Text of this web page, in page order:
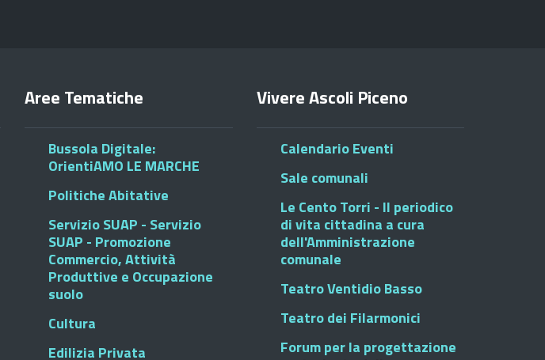
Aree Tematiche
Bussola Digitale:
OrientiAMO LE MARCHE
Politiche Abitative
Servizio SUAP - Servizio
SUAP - Promozione
Commercio, Attività
Produttive e Occupazione
suolo
Cultura
Edilizia Privata
Vivere Ascoli Piceno
Calendario Eventi
Sale comunali
Le Cento Torri - Il periodico
di vita cittadina a cura
dell'Amministrazione
comunale
Teatro Ventidio Basso
Teatro dei Filarmonici
Forum per la progettazione